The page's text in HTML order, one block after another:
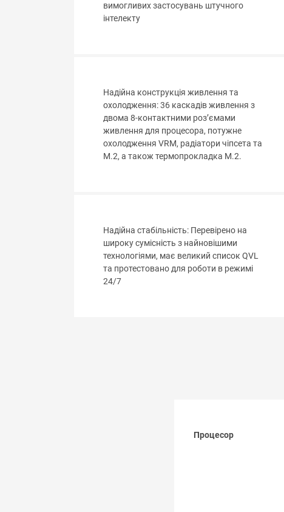
вимогливих застосувань штучного
інтелекту
Надійна конструкція живлення та
охолодження: 36 каскадів живлення з
двома 8-контактними роз’ємами
живлення для процесора, потужне
охолодження VRM, радіатори чіпсета та
M.2, а також термопрокладка M.2.
Надійна стабільність: Перевірено на
широку сумісність з найновішими
технологіями, має великий список QVL
та протестовано для роботи в режимі
24/7
Процесор